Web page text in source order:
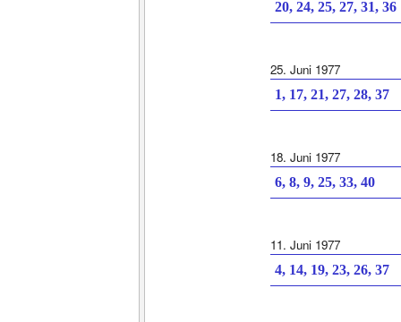
20, 24, 25, 27, 31, 36
25. Juni 1977
1, 17, 21, 27, 28, 37
18. Juni 1977
6, 8, 9, 25, 33, 40
11. Juni 1977
4, 14, 19, 23, 26, 37